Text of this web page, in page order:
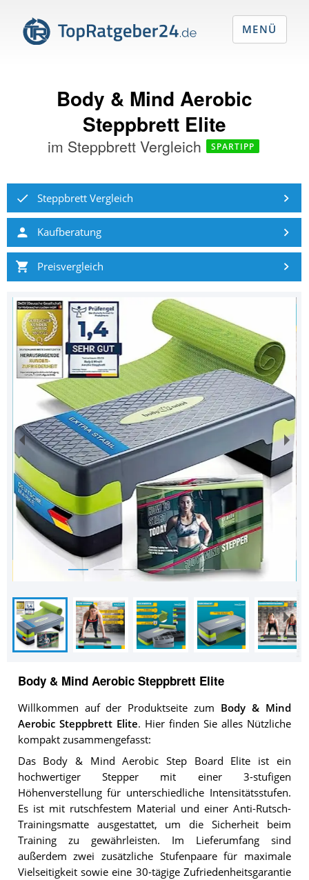
Body & Mind Aerobic
Steppbrett Elite
im Steppbrett Vergleich SPARTIPP
Steppbrett Vergleich
Kaufberatung
Preisvergleich
Body & Mind Aerobic Steppbrett Elite
Willkommen auf der Produktseite zum Body & Mind
Aerobic Steppbrett Elite. Hier finden Sie alles Nützliche
kompakt zusammengefasst:
Das Body & Mind Aerobic Step Board Elite ist ein
hochwertiger Stepper mit einer 3-stufigen
Höhenverstellung für unterschiedliche Intensitätsstufen.
Es ist mit rutschfestem Material und einer Anti-Rutsch-
Trainingsmatte ausgestattet, um die Sicherheit beim
Training zu gewährleisten. Im Lieferumfang sind
außerdem zwei zusätzliche Stufenpaare für maximale
Vielseitigkeit sowie eine 30-tägige Zufriedenheitsgarantie
MENÜ